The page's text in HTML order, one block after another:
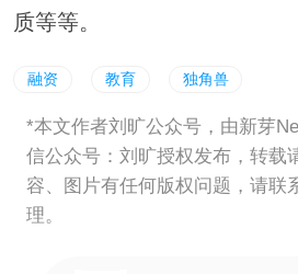
质等等。
融资 教育 独角兽
*本文作者刘旷公众号，由新芽
信公众号：刘旷授权发布，转载
容、图片有任何版权问题，请联
理。